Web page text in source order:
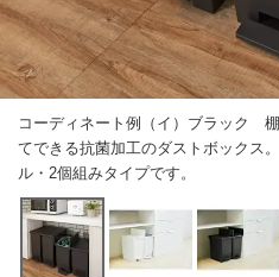
コーディネート例（イ）ブラック
てできる抗菌加工のダストボック
ル・2個組みタイプです。